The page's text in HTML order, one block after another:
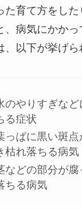
た育て方をし
、病気にかかっ
以下が挙げら
のやりすぎなど
る症状
っぱに黒い斑
枯れ落ちる病気
などの部分が
ちる病気